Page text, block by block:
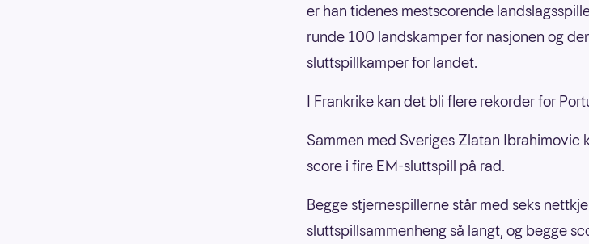
er han tidenes mestscorende
runde 100 landskamper for nasjonen og
sluttspillkamper for landet.
I Frankrike kan det bli flere rekorder for
Sammen med Sveriges Zlatan Ibrahimovic
score i fire EM-sluttspill på rad.
Begge stjernespillerne står med seks
sluttspillsammenheng så langt, og begge